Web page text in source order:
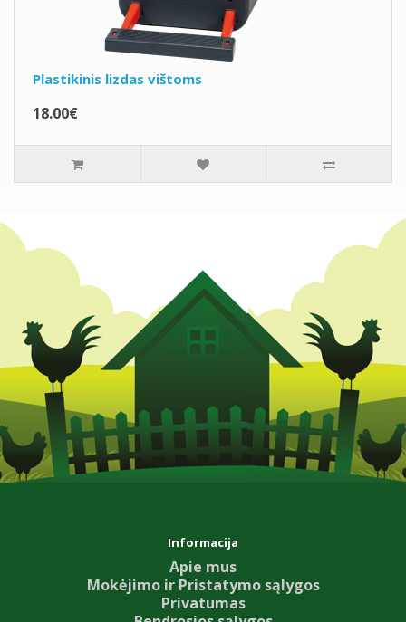
Plastikinis lizdas vištoms
18.00€
Informacija
Apie mus
Mokėjimo ir Pristatymo sąlygos
Privatumas